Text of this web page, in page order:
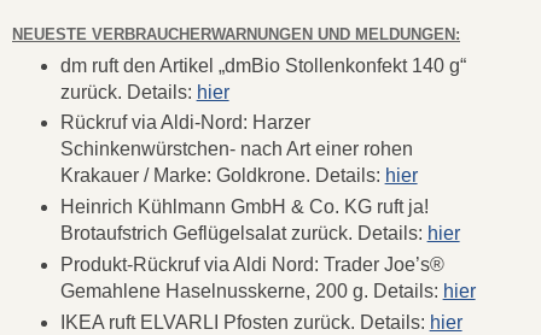
NEUESTE VERBRAUCHERWARNUNGEN UND MELDUNGEN:
dm ruft den Artikel „dmBio Stollenkonfekt 140 g“
zurück. Details: hier
Rückruf via Aldi-Nord: Harzer
Schinkenwürstchen- nach Art einer rohen
Krakauer / Marke: Goldkrone. Details: hier
Heinrich Kühlmann GmbH & Co. KG ruft ja!
Brotaufstrich Geflügelsalat zurück. Details: hier
Produkt-Rückruf via Aldi Nord: Trader Joe’s®
Gemahlene Haselnusskerne, 200 g. Details: hier
IKEA ruft ELVARLI Pfosten zurück. Details: hier